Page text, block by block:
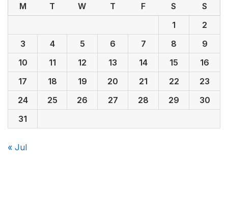
M T W T F S
S
1
2
3
4 5 6 7 8
9
10
11 12 13 14 15
16
17
18 19 20 21 22
23
24
25 26 27 28 29
30
31
« Jul